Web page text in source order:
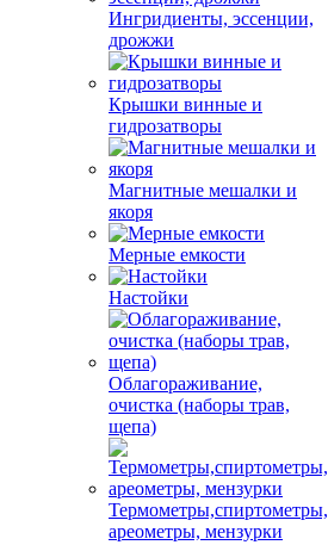
Ингридиенты, эссенции,
дрожжи
Крышки винные и
гидрозатворы
Магнитные мешалки и
якоря
Мерные емкости
Настойки
Облагораживание,
очистка (наборы трав,
щепа)
Термометры,спиртометры,
ареометры, мензурки